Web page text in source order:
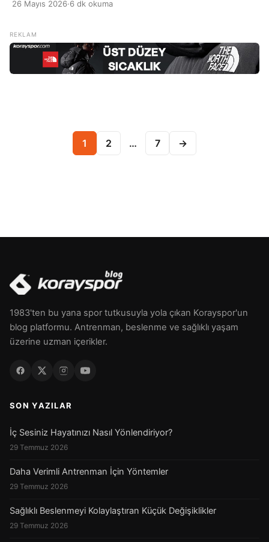
hissedebilir. Bu durum genellikle sürekli meşgul olma
kaynaklanır. Özellikle yoğun bir yaşam temposuna sahip
olan kişiler için boş zamanlar bazen dinlendirici değil,
aksine rahatsız edici olabilir. Bu […]
26 Mayıs 2026·6 dk okuma
Yazı sayfalaması
1 2 … 7 →
1983'ten bu yana spor tutkusuyla yola çıkan Korayspor'un
blog platformu. Antrenman, beslenme ve sağlıklı yaşam
üzerine uzman içerikler.
SON YAZILAR
İç Sesiniz Hayatınızı Nasıl Yönlendiriyor?
29 Temmuz 2026
Daha Verimli Antrenman İçin Yöntemler
29 Temmuz 2026
Sağlıklı Beslenmeyi Kolaylaştıran Küçük Değişiklikler
29 Temmuz 2026